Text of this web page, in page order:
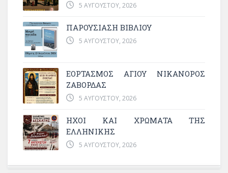
5 ΑΥΓΟΎΣΤΟΥ, 2026
ΠΑΡΟΥΣΙΑΣΗ ΒΙΒΛΙΟΥ
5 ΑΥΓΟΎΣΤΟΥ, 2026
ΕΟΡΤΑΣΜΟΣ ΑΓΙΟΥ ΝΙΚΑΝΟΡΟΣ
ΖΑΒΟΡΔΑΣ
5 ΑΥΓΟΎΣΤΟΥ, 2026
ΗΧΟΙ ΚΑΙ ΧΡΩΜΑΤΑ ΤΗΣ
ΕΛΛΗΝΙΚΗΣ
5 ΑΥΓΟΎΣΤΟΥ, 2026